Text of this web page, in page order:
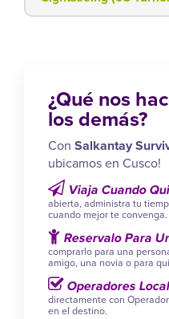
¿Qué nos
los demás?
Con Salkantay
ubicamos en Cusco!
Viaja Cuando
abierta, administra tu
cuando mejor te convenga.
Reservalo Para
comprarlo para una
amigo, una novia o para
Operadores
directamente con
en el destino.